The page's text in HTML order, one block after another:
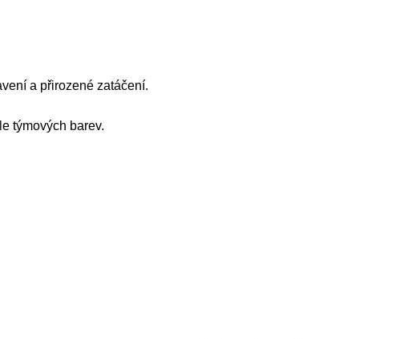
a přirozené zatáčení.
týmových barev.